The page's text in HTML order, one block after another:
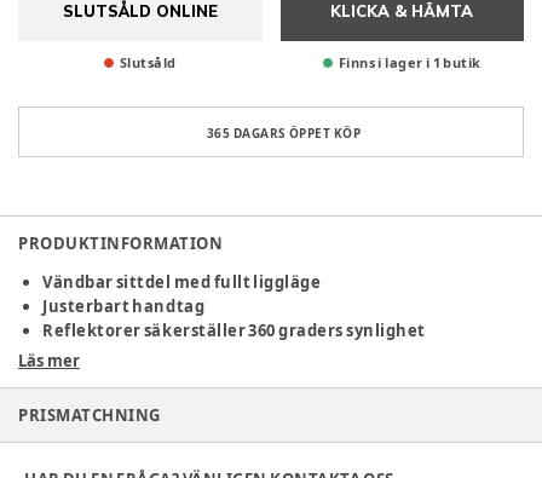
SLUTSÅLD ONLINE
Slutsåld
KLICKA & HÄMTA
Finns i lager i 1 butik
365 DAGARS ÖPPET KÖP
PRODUKTINFORMATION
Vändbar sittdel med fullt liggläge
Justerbart handtag
Reflektorer säkerställer 360 graders synlighet
Kan fällas ihop med sittdelen på
Oavsett om det är en spännande resa till mor- och
farföräldrarnas hus eller en skön tupplur i parken, erbjuder
SMILE 5Z ultimat flexibilitet. Du behöver inte köpa en större
bil – Smile 5Z fälls ihop till en kompakt storlek och det
Läs mer
PRISMATCHNING